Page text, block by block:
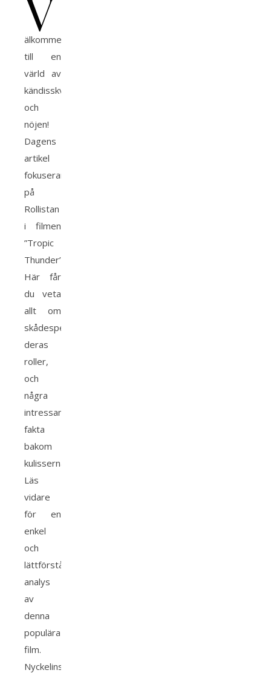
älkommen
till en
värld av
kändisskvaller
och
nöjen!
Dagens
artikel
fokuserar
på
Rollistan
i filmen
”Tropic
Thunder”.
Här får
du veta
allt om
skådespelarna,
deras
roller,
och
några
intressanta
fakta
bakom
kulisserna.
Läs
vidare
för en
enkel
och
lättförståelig
analys
av
denna
populära
film.
Nyckelinsikter